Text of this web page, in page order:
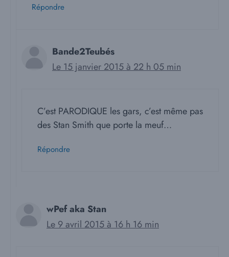
Répondre
Bande2Teubés
Le 15 janvier 2015 à 22 h 05 min
C’est PARODIQUE les gars, c’est même pas
des Stan Smith que porte la meuf…
Répondre
wPef aka Stan
Le 9 avril 2015 à 16 h 16 min